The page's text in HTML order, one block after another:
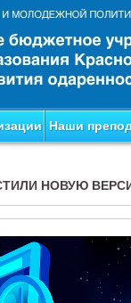
Наши
НОВУЮ